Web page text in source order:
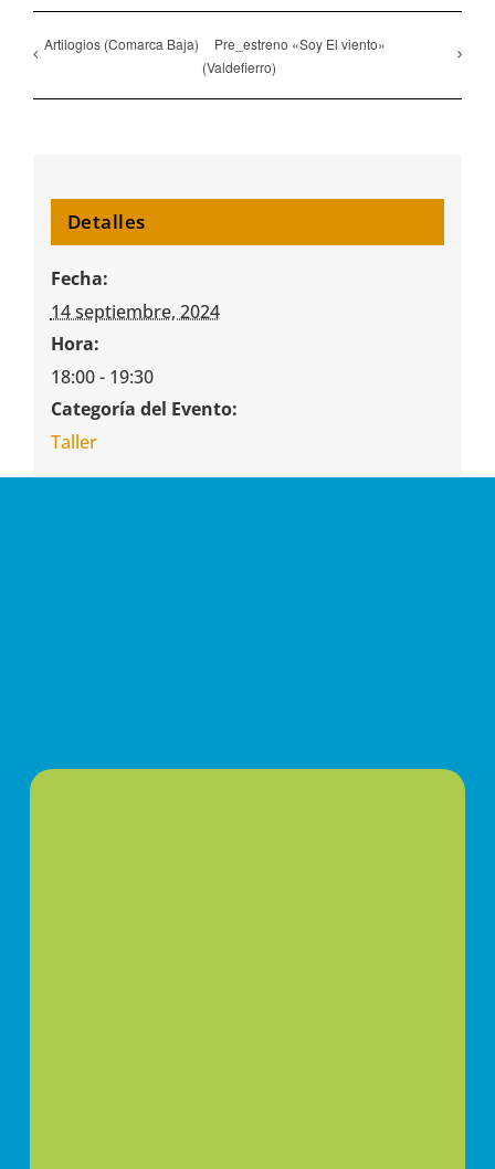
Artilogios (Comarca Baja)
Pre_estreno «Soy El viento»
(Valdefierro)
Detalles
Fecha:
14 septiembre, 2024
Hora:
18:00 - 19:30
Categoría del Evento:
Taller